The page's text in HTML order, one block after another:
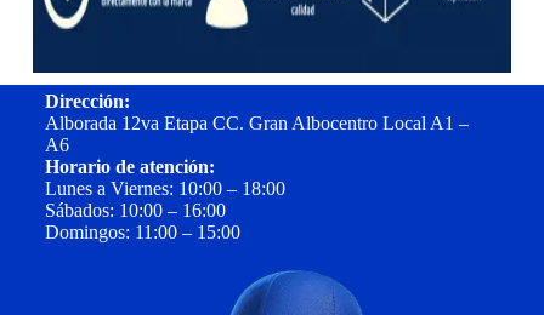
Dirección:
Alborada 12va Etapa CC. Gran Albocentro Local A1 –
A6
Horario de atención:
Lunes a Viernes: 10:00 – 18:00
Sábados: 10:00 – 16:00
Domingos: 11:00 – 15:00